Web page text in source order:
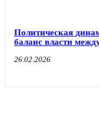
Политическая
баланс власти
26.02.2026